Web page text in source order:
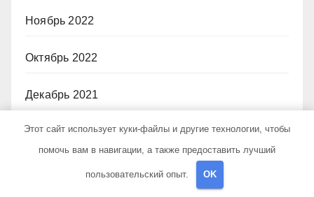
Ноябрь 2022
Октябрь 2022
Декабрь 2021
Рубрики
Этот сайт использует куки-файлы и другие технологии, чтобы
помочь вам в навигации, а также предоставить лучший
пользовательский опыт. OK